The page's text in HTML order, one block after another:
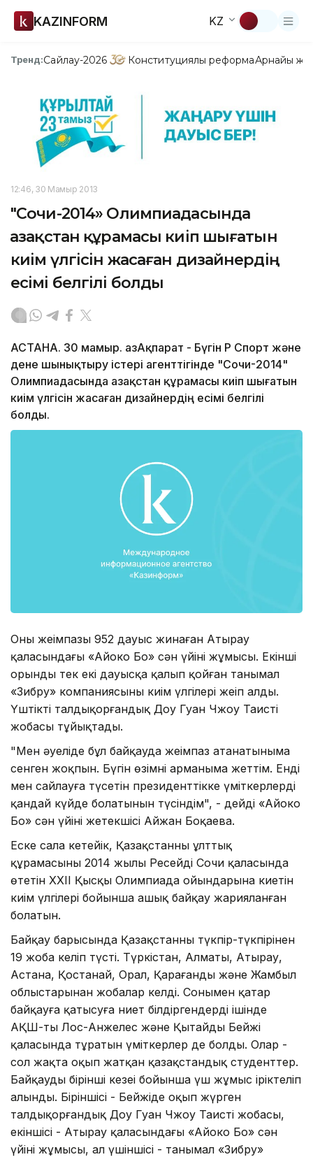
KAZINFORM KZ
Тренд:Сайлау-2026 Конституциялық реформаАрнайы
12:46, 30 Мамыр 2013
"Сочи-2014» Олимпиадасында
Қазақстан құрамасы киiп шығатын
киiм үлгiсiн жасаған дизайнердiң
есiмi белгiлi болды
АСТАНА. 30 мамыр. ҚазАқпарат - Бүгiн ҚР Спорт және
дене шынықтыру iстерi агенттiгiнде "Сочи-2014"
Олимпиадасында Қазақстан құрамасы киiп шығатын
киiм үлгiсiн жасаған дизайнердiң есiмi белгiлi
болды.
Оның жеңiмпазы 952 дауыс жинаған Атырау
қаласындағы «Айоко Бо» сән үйінің жұмысы. Екiншi
орынды тек екi дауысқа қалып қойған танымал
«Зибру» компаниясының киім үлгілері жеңiп алды.
Үштiктi талдықорғандық Доу Гуан Чжоу Таистің
жобасы тұйықтады.
"Мен әуелiде бұл байқауда жеңiмпаз атанатыныма
сенген жоқпын. Бүгiн өзiмнiң арманыма жеттiм. Ендi
мен сайлауға түсетiн президенттiкке үмiткерлердiң
қандай күйде болатынын түсiндiм", - дейдi «Айоко
Бо» сән үйінің жетекшiсi Айжан Боқаева.
Еске сала кетейiк, Қазақстанның ұлттық
құрамасының 2014 жылы Ресейдің Сочи қаласында
өтетін XXII Қысқы Олимпиада ойындарына киетін
киім үлгілері бойынша ашық байқау жарияланған
болатын.
Байқау барысында Қазақстанның түкпір-түкпірінен
19 жоба келіп түсті. Түркістан, Алматы, Атырау,
Астана, Қостанай, Орал, Қарағанды және Жамбыл
облыстарынан жобалар келдi. Сонымен қатар
байқауға қатысуға ниет білдіргендердің ішінде
АҚШ-тың Лос-Анжелес және Қытайдың Бейжің
қаласында тұратын үміткерлер де болды. Олар -
сол жақта оқып жатқан қазақстандық студенттер.
Байқаудың бірінші кезеңі бойынша үш жұмыс іріктелiп
алынды. Біріншісі - Бейжіңде оқып жүрген
талдықорғандық Доу Гуан Чжоу Таистің жобасы,
екіншісі - Атырау қаласындағы «Айоко Бо» сән
үйінің жұмысы, ал үшіншісі - танымал «Зибру»